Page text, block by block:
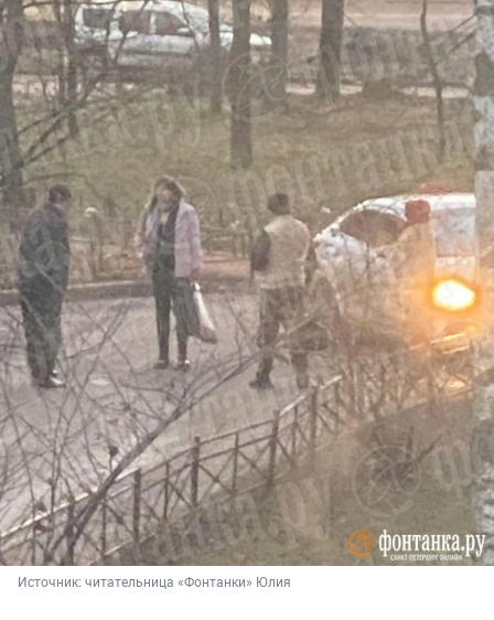
Источник: читательница «Фонтанки» Юлия